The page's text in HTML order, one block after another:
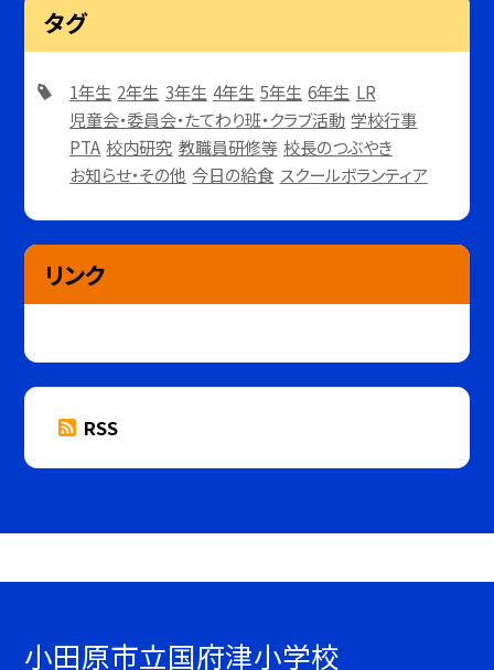
タグ
1年生 2年生 3年生 4年生 5年生 6年生 LR
児童会・委員会・たてわり班・クラブ活動 学校行事
PTA 校内研究 教職員研修等 校長のつぶやき
お知らせ・その他 今日の給食 スクールボランティア
リンク
RSS
小田原市立国府津小学校